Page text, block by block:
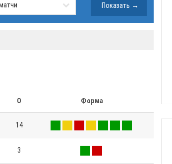
О Форма
14
3